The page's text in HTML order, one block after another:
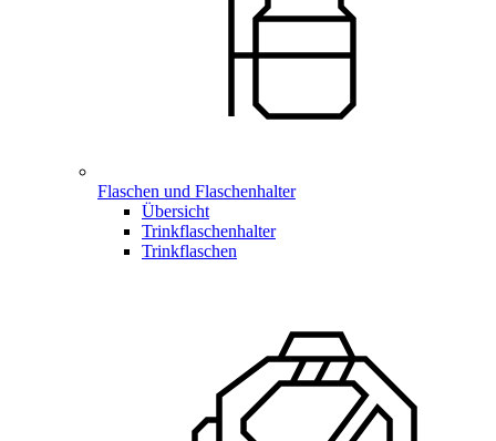
Flaschen und Flaschenhalter
Übersicht
Trinkflaschenhalter
Trinkflaschen